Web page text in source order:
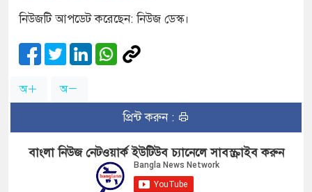
নিউজটি আপডেট করেছেন: নিউজ ডেস্ক।
অ অ
প্রিন্ট করুন :
বাংলা নিউজ নেটওয়ার্ক ইউটিউব চ্যানেলে সাবস্ক্রাইব করুন